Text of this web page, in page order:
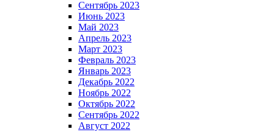
Сентябрь 2023
Июнь 2023
Май 2023
Апрель 2023
Март 2023
Февраль 2023
Январь 2023
Декабрь 2022
Ноябрь 2022
Октябрь 2022
Сентябрь 2022
Август 2022